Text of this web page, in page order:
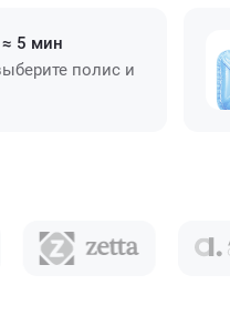
5 мин
полис и